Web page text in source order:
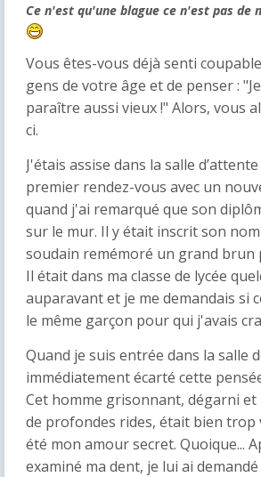
Ce n'est qu'une blague ce n'est pas de
Vous êtes-vous déjà senti
gens de votre âge et de penser :
paraître aussi vieux !" Alors, vous
ci.
J'étais assise dans la salle
premier rendez-vous avec un
quand j'ai remarqué que son
sur le mur. Il y était inscrit son
soudain remémoré un grand brun
Il était dans ma classe de lycée
auparavant et je me demandais si
le même garçon pour qui j'avais
Quand je suis entrée dans la salle
immédiatement écarté cette
Cet homme grisonnant, dégarni et
de profondes rides, était bien trop
été mon amour secret. Quoique...
examiné ma dent, je lui ai